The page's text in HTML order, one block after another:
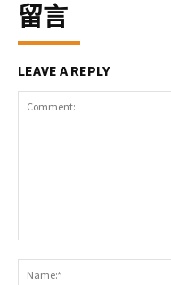
留言
LEAVE A REPLY